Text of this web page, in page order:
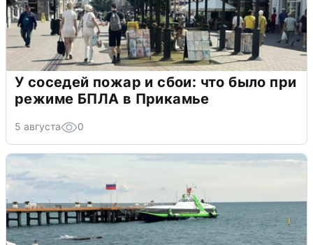
У соседей пожар и сбои: что было при
режиме БПЛА в Прикамье
5 августа 0